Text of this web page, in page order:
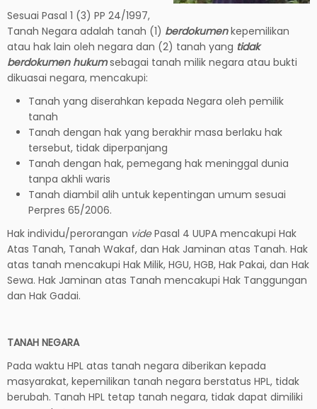
Sesuai Pasal 1 (3) PP 24/1997,
Tanah Negara adalah tanah (1) berdokumenkepemilikan
atau hak lain oleh negara dan (2) tanah yang tidak
berdokumen hukumsebagai tanah milik negara atau bukti
dikuasai negara, mencakupi:
Tanah yang diserahkan kepada Negara oleh pemilik
tanah
Tanah dengan hak yang berakhir masa berlaku hak
tersebut, tidak diperpanjang
Tanah dengan hak, pemegang hak meninggal dunia
tanpa akhli waris
Tanah diambil alih untuk kepentingan umum sesuai
Perpres 65/2006.
Hak individu/perorangan videPasal 4 UUPA mencakupi Hak
Atas Tanah, Tanah Wakaf, dan Hak Jaminan atas Tanah. Hak
atas tanah mencakupi Hak Milik, HGU, HGB, Hak Pakai, dan Hak
Sewa. Hak Jaminan atas Tanah mencakupi Hak Tanggungan
dan Hak Gadai.
TANAH NEGARA
Pada waktu HPL atas tanah negara diberikan kepada
masyarakat, kepemilikan tanah negara berstatus HPL, tidak
berubah. Tanah HPL tetap tanah negara, tidak dapat dimiliki